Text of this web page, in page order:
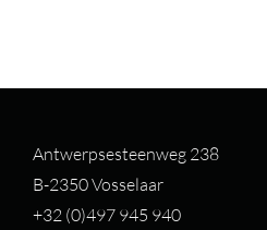
Antwerpsesteenweg 238
B-2350 Vosselaar
+32 (0)497 945 940